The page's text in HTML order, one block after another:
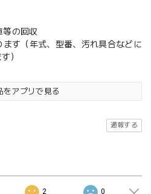
の回収
す（年式、型番、汚れ具合などに
）
をアプリで見る
通報する
2 0